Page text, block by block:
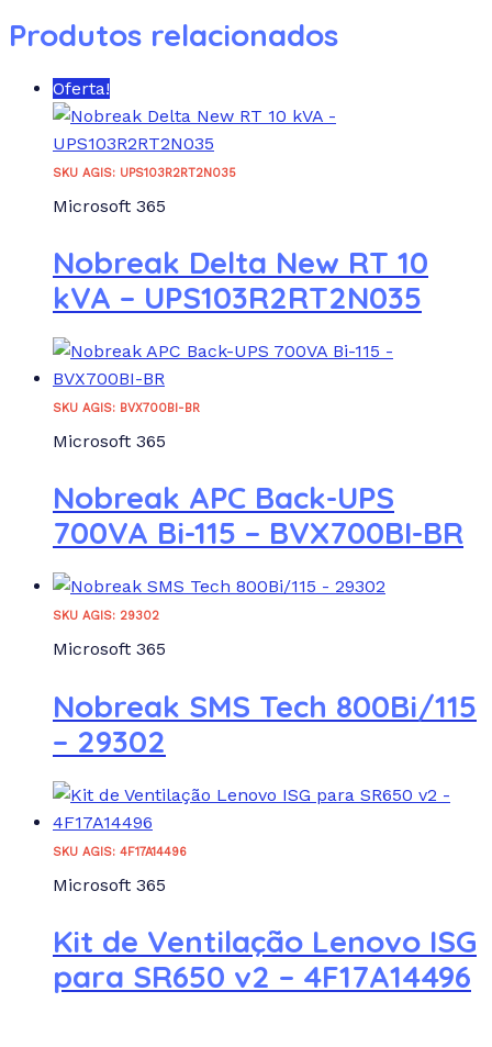
Produtos relacionados
Oferta!
SKU AGIS: UPS103R2RT2N035
Microsoft 365
Nobreak Delta New RT 10
kVA – UPS103R2RT2N035
SKU AGIS: BVX700BI-BR
Microsoft 365
Nobreak APC Back-UPS
700VA Bi-115 – BVX700BI-BR
SKU AGIS: 29302
Microsoft 365
Nobreak SMS Tech 800Bi/115
– 29302
SKU AGIS: 4F17A14496
Microsoft 365
Kit de Ventilação Lenovo ISG
para SR650 v2 – 4F17A14496